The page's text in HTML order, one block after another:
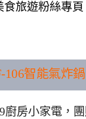
旅遊粉絲專頁
106智能氣炸鍋
廚房小家電，